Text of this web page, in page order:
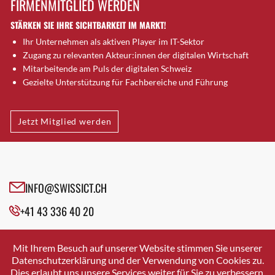
Brütten
Bubendorf
Bubikon
Buchs (SG)
Burgdorf
Bülach
Cazis
Cham
Davos Platz
Davos Platz 1
Dietikon
Dietlikon
FIRMENMITGLIED WERDEN
STÄRKEN SIE IHRE SICHTBARKEIT IM MARKT!
Ihr Unternehmen als aktiven Player im IT-Sektor
Zugang zu relevanten Akteur:innen der digitalen Wirtschaft
Mitarbeitende am Puls der digitalen Schweiz
Gezielte Unterstützung für Fachbereiche und Führung
Jetzt Mitglied werden
INFO@SWISSICT.CH
+41 43 336 40 20
SWISSICT
VULKANSTRASSE 120
8048 ZURICH
Mit Ihrem Besuch auf unserer Website stimmen Sie unserer
Datenschutzerklärung und der Verwendung von Cookies zu.
Dies erlaubt uns unsere Services weiter für Sie zu verbessern.